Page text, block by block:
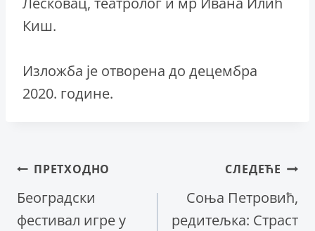
Киш.
Изложба је отворена до децембра
2020. године.
Кретање
чланка
ПРЕТХОДНО
Београдски
фестивал игре у
СЛЕДЕЋЕ
Соња Петровић,
редитељка: Страст